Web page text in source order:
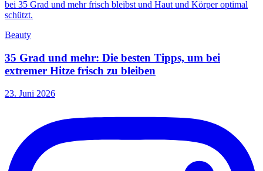
Beauty
35 Grad und mehr: Die besten Tipps, um bei
extremer Hitze frisch zu bleiben
23. Juni 2026